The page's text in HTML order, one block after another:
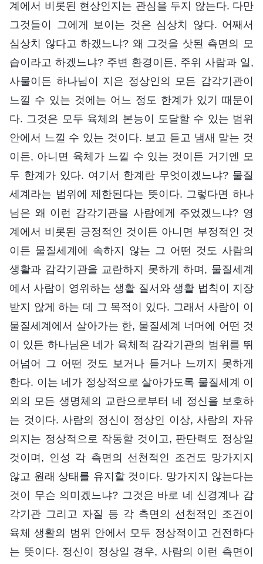
계에서 비롯된 현상인지는 관심을 두지 않는다. 다만
그것들이 그에게 보이는 것은 심상치 않다. 어째서
심상치 않다고 하겠느냐? 왜 그것을 삿된 측면의 모
습이라고 하겠느냐? 주변 환경이든, 주위 사람과 일,
사물이든 하나님이 지은 정상인의 모든 감각기관이
느낄 수 있는 것에는 어느 정도 한계가 있기 때문이
다. 그것은 모두 육체의 본능이 도달할 수 있는 범위
안에서 느낄 수 있는 것이다. 보고 듣고 냄새 맡는 것
이든, 아니면 육체가 느낄 수 있는 것이든 거기엔 모
두 한계가 있다. 여기서 한계란 무엇이겠느냐? 물질
세계라는 범위에 제한된다는 뜻이다. 그렇다면 하나
님은 왜 이런 감각기관을 사람에게 주었겠느냐? 영
계에서 비롯된 긍정적인 것이든 아니면 부정적인 것
이든 물질세계에 속하지 않는 그 어떤 것도 사람의
생활과 감각기관을 교란하지 못하게 하며, 물질세계
에서 사람이 영위하는 생활 질서와 생활 법칙이 지장
받지 않게 하는 데 그 목적이 있다. 그래서 사람이 이
물질세계에서 살아가는 한, 물질세계 너머에 어떤 것
이 있든 하나님은 네가 육체적 감각기관의 범위를 뛰
어넘어 그 어떤 것도 보거나 듣거나 느끼지 못하게
한다. 이는 네가 정상적으로 살아가도록 물질세계 이
외의 모든 생명체의 교란으로부터 네 정신을 보호하
는 것이다. 사람의 정신이 정상인 이상, 사람의 자유
의지는 정상적으로 작동할 것이고, 판단력도 정상일
것이며, 인성 각 측면의 선천적인 조건도 망가지지
않고 원래 상태를 유지할 것이다. 망가지지 않는다는
것이 무슨 의미겠느냐? 그것은 바로 네 신경계나 감
각기관 그리고 자질 등 각 측면의 선천적인 조건이
육체 생활의 범위 안에서 모두 정상적이고 건전하다
는 뜻이다. 정신이 정상일 경우, 사람의 이런 측면이